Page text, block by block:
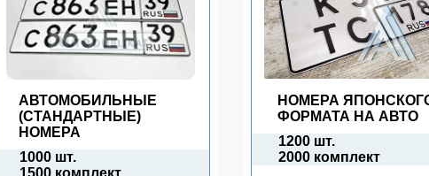
АВТОМОБИЛЬНЫЕ
(СТАНДАРТНЫЕ)
НОМЕРА
1000 шт.
НОМЕРА
ФОРМАТА НА АВТО
1200 шт.
2000 комплект